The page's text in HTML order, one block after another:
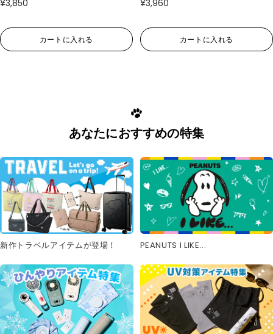
¥3,850
カートに入れる
¥3,960
カートに入れる
あなたにおすすめの特集
新作トラベルアイテムが登場！ PEANUTS I LIKE...